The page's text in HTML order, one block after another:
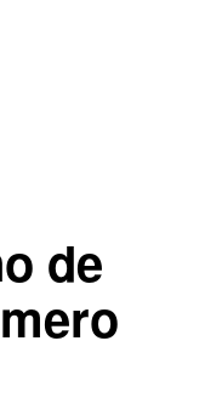
de